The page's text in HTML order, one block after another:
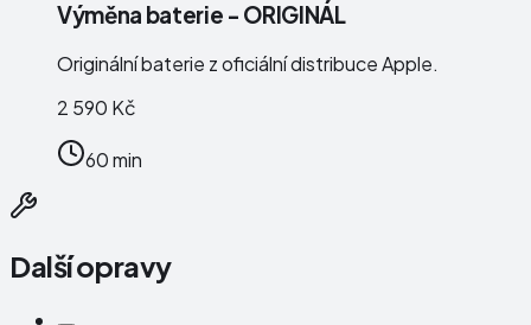
Výměna baterie - ORIGINÁL
Originální baterie z oficiální distribuce Apple.
2 590 Kč
60 min
Další opravy